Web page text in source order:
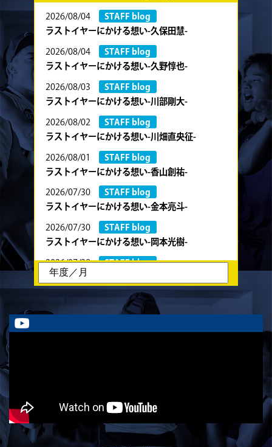
2026/08/04
STAFF blog
ラストイヤーにかける想い-久保田慧-
2026/08/04
STAFF blog
ラストイヤーにかける想い-久野惇也-
2026/08/03
STAFF blog
ラストイヤーにかける想い-川部剛大-
2026/08/02
STAFF blog
ラストイヤーにかける想い-川畑直央征-
2026/08/01
STAFF blog
ラストイヤーにかける想い-香山創祐-
2026/07/30
STAFF blog
ラストイヤーにかける想い-金本亮斗-
2026/07/30
STAFF blog
ラストイヤーにかける想い-岡本光樹-
2026/07/28
STAFF blog
ラストイヤーにかける想い-石飛冬輝-
STAFF blog
ラストイヤーにかける想い-石岡泰一-
2026/07/25
STAFF blog
2026/06/27
STAFF blog
2026/06/26